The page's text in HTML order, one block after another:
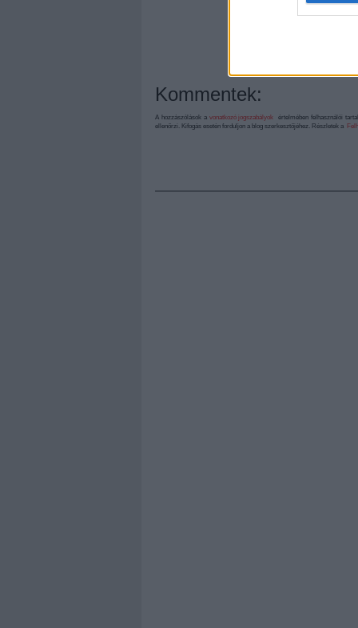
Kommentek:
A hozzászólások a vonatkozó jogszabályok értelmében felhasználói
ellenőrzi. Kifogás esetén forduljon a blog szerkesztőjéhez. Részletek a